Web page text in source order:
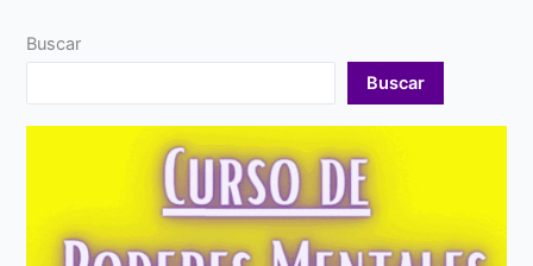
Buscar
Buscar